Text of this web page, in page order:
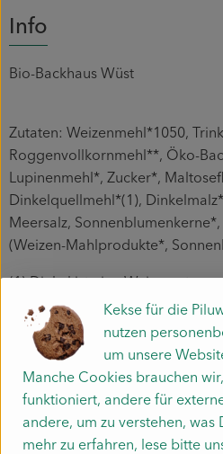
Info
Bio-Backhaus Wüst
Zutaten: Weizenmehl*1050,
Roggenvollkornmehl**, Öko-
Lupinenmehl*, Zucker*,
Dinkelquellmehl*(1),
Meersalz,
(Weizen-Mahlprodukte*,
(*Zutaten aus biologischer
(**Zutaten aus biologisch-
Allergene: glutenhaltiges
Produktinformationen
Kekse für die
nutzen
um unsere
Manche Cookies brauchen
funktioniert, andere für
andere, um zu verstehen, was
mehr zu erfahren, lese bitte